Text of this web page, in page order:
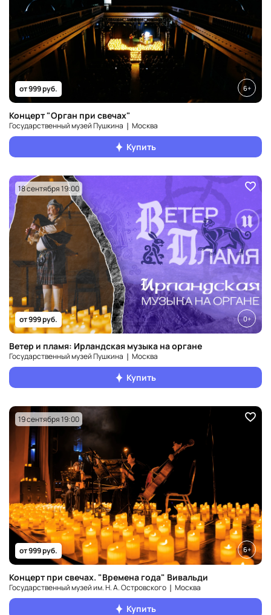
от 999 руб. 6+
Концерт "Орган при свечах"
Государственный музей Пушкина ❘ Москва
Купить
18 сентября 19:00
от 999 руб. 0+
Ветер и пламя: Ирландская музыка на органе
Государственный музей Пушкина ❘ Москва
Купить
19 сентября 19:00
от 999 руб. 6+
Концерт при свечах. "Времена года" Вивальди
Государственный музей им. Н. А. Островского ❘ Москва
Купить